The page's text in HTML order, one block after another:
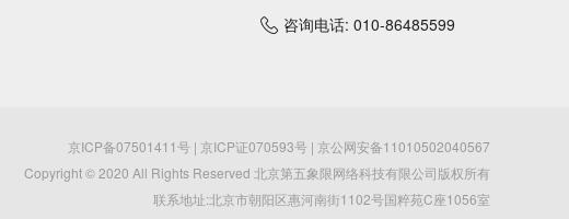
咨询电话: 010-86485599
京ICP备07501411号 | 京ICP证070593号 | 京公网安备11010502040567
Copyright © 2020 All Rights Reserved 北京第五象限网络科技有限公司版权所有
联系地址:北京市朝阳区惠河南街1102号国粹苑C座1056室